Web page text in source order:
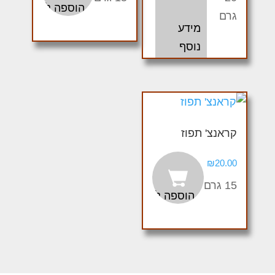
מידע
נוסף
גרם
היה:
הוא:
הוספה לסל
קראנצ' תפוז
₪20.00
הוספה לסל
15 גרם